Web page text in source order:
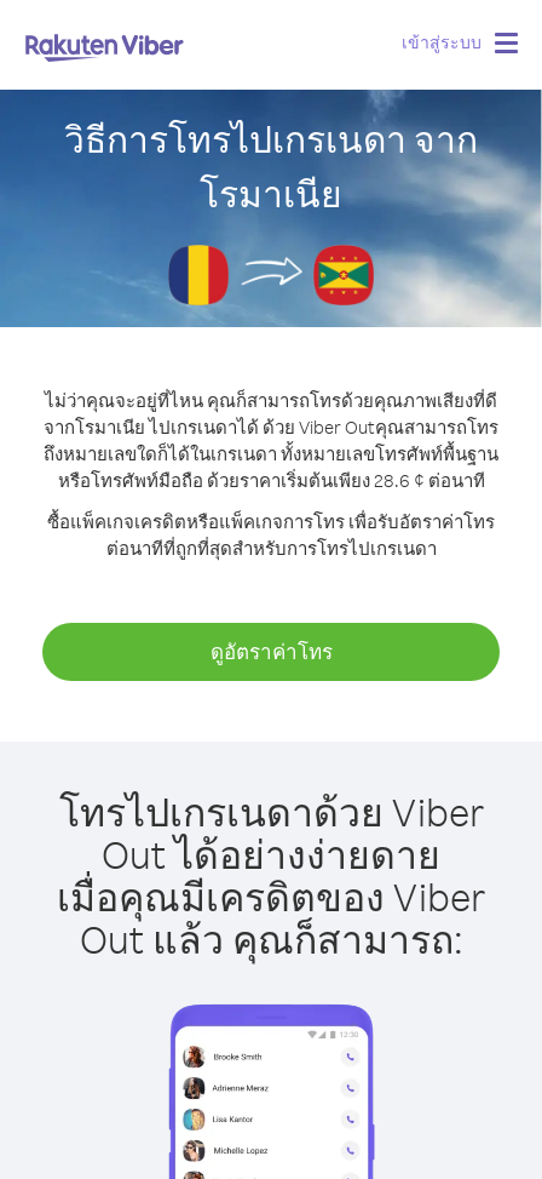
เข้าสู่ระบบ
วิธีการโทรไปเกรเนดา จาก
โรมาเนีย
ไม่ว่าคุณจะอยู่ที่ไหน คุณก็สามารถโทรด้วยคุณภาพเสียงที่ดี
จากโรมาเนีย ไปเกรเนดาได้ ด้วย Viber Outคุณสามารถโทร
ถึงหมายเลขใดก็ได้ในเกรเนดา ทั้งหมายเลขโทรศัพท์พื้นฐาน
หรือโทรศัพท์มือถือ ด้วยราคาเริ่มต้นเพียง 28.6 ¢ ต่อนาที
ซื้อแพ็คเกจเครดิตหรือแพ็คเกจการโทร เพื่อรับอัตราค่าโทร
ต่อนาทีที่ถูกที่สุดสำหรับการโทรไปเกรเนดา
ดูอัตราค่าโทร
โทรไปเกรเนดาด้วย Viber
Out ได้อย่างง่ายดาย
เมื่อคุณมีเครดิตของ Viber
Out แล้ว คุณก็สามารถ: